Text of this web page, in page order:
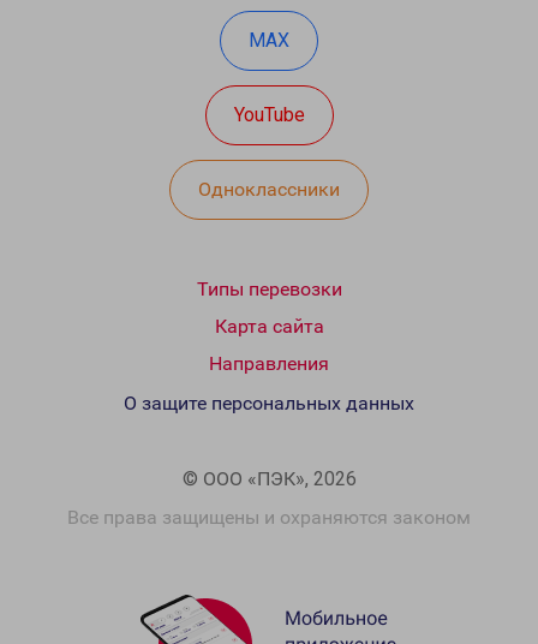
MAX
YouTube
Одноклассники
Типы перевозки
Карта сайта
Направления
© ООО «ПЭК», 2026
Все права защищены и охраняются законом
О защите персональных данных